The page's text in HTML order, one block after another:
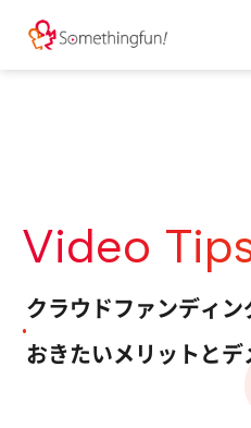
Video
クラウドファンディ
おきたいメリットとデ